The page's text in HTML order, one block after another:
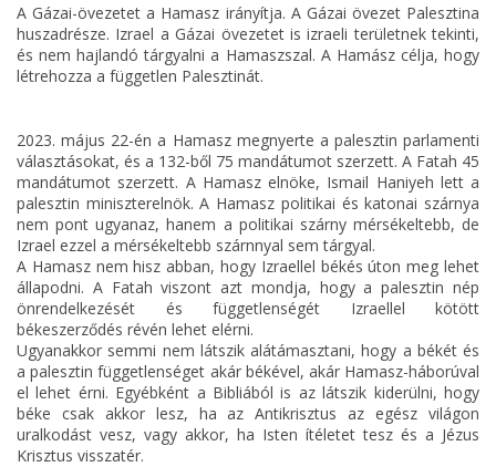
A Gázai-övezetet a Hamasz irányítja. A Gázai övezet Palesztina
huszadrésze. Izrael a Gázai övezetet is izraeli területnek tekinti,
és nem hajlandó tárgyalni a Hamaszszal. A Hamász célja, hogy
létrehozza a független Palesztinát.
2023. május 22-én a Hamasz megnyerte a palesztin parlamenti
választásokat, és a 132-ből 75 mandátumot szerzett. A Fatah 45
mandátumot szerzett. A Hamasz elnöke, Ismail Haniyeh lett a
palesztin miniszterelnök. A Hamasz politikai és katonai szárnya
nem pont ugyanaz, hanem a politikai szárny mérsékeltebb, de
Izrael ezzel a mérsékeltebb szárnnyal sem tárgyal.
A Hamasz nem hisz abban, hogy Izraellel békés úton meg lehet
állapodni. A Fatah viszont azt mondja, hogy a palesztin nép
önrendelkezését és függetlenségét Izraellel kötött
békeszerződés révén lehet elérni.
Ugyanakkor semmi nem látszik alátámasztani, hogy a békét és
a palesztin függetlenséget akár békével, akár Hamasz-háborúval
el lehet érni. Egyébként a Bibliából is az látszik kiderülni, hogy
béke csak akkor lesz, ha az Antikrisztus az egész világon
uralkodást vesz, vagy akkor, ha Isten ítéletet tesz és a Jézus
Krisztus visszatér.